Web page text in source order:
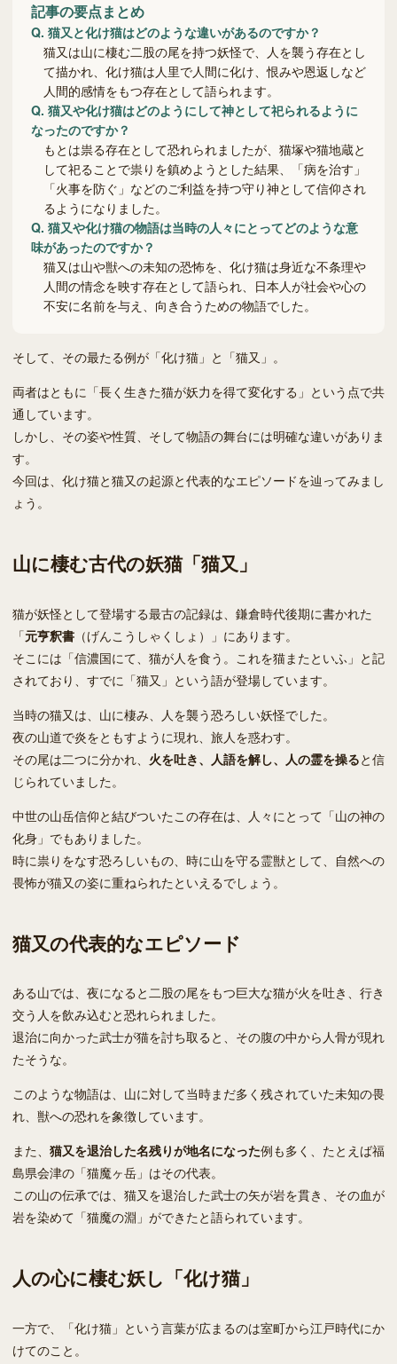
記事の要点まとめ
Q. 猫又と化け猫はどのような違いがあるのですか？
猫又は山に棲む二股の尾を持つ妖怪で、人を襲う存在とし
て描かれ、化け猫は人里で人間に化け、恨みや恩返しなど
人間的感情をもつ存在として語られます。
Q. 猫又や化け猫はどのようにして神として祀られるように
なったのですか？
もとは祟る存在として恐れられましたが、猫塚や猫地蔵と
して祀ることで祟りを鎮めようとした結果、「病を治す」
「火事を防ぐ」などのご利益を持つ守り神として信仰され
るようになりました。
Q. 猫又や化け猫の物語は当時の人々にとってどのような意
味があったのですか？
猫又は山や獣への未知の恐怖を、化け猫は身近な不条理や
人間の情念を映す存在として語られ、日本人が社会や心の
不安に名前を与え、向き合うための物語でした。
そして、その最たる例が「化け猫」と「猫又」。
両者はともに「長く生きた猫が妖力を得て変化する」という点で共
通しています。
しかし、その姿や性質、そして物語の舞台には明確な違いがありま
す。
今回は、化け猫と猫又の起源と代表的なエピソードを辿ってみまし
ょう。
山に棲む古代の妖猫「猫又」
猫が妖怪として登場する最古の記録は、鎌倉時代後期に書かれた
「元亨釈書 （げんこうしゃくしょ）」にあります。
そこには「信濃国にて、猫が人を食う。これを猫またといふ」と記
されており、すでに「猫又」という語が登場しています。
当時の猫又は、山に棲み、人を襲う恐ろしい妖怪でした。
夜の山道で炎をともすように現れ、旅人を惑わす。
その尾は二つに分かれ、 火を吐き、人語を解し、人の霊を操ると信
じられていました。
中世の山岳信仰と結びついたこの存在は、人々にとって「山の神の
化身」でもありました。
時に祟りをなす恐ろしいもの、時に山を守る霊獣として、自然への
畏怖が猫又の姿に重ねられたといえるでしょう。
猫又の代表的なエピソード
ある山では、夜になると二股の尾をもつ巨大な猫が火を吐き、行き
交う人を飲み込むと恐れられました。
退治に向かった武士が猫を討ち取ると、その腹の中から人骨が現れ
たそうな。
このような物語は、山に対して当時まだ多く残されていた未知の畏
れ、獣への恐れを象徴しています。
また、 猫又を退治した名残りが地名になった例も多く、たとえば福
島県会津の「猫魔ヶ岳」はその代表。
この山の伝承では、猫又を退治した武士の矢が岩を貫き、その血が
岩を染めて「猫魔の淵」ができたと語られています。
人の心に棲む妖し「化け猫」
一方で、「化け猫」という言葉が広まるのは室町から江戸時代にか
けてのこと。